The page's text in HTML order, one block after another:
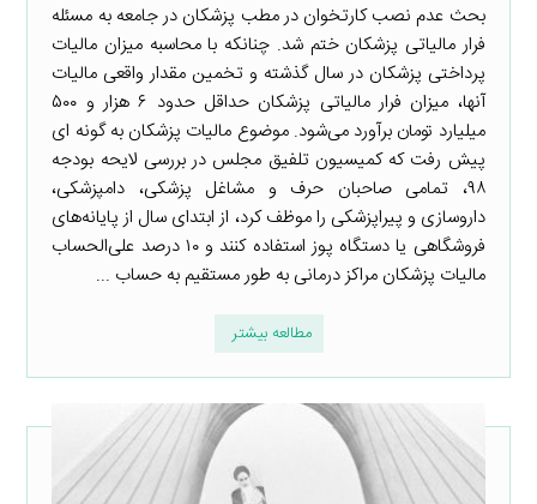
بحث عدم نصب کارتخوان‌ در مطب پزشکان در جامعه به مسئله
فرار مالیاتی پزشکان ختم شد. چنانکه با محاسبه میزان مالیات
پرداختی پزشکان در سال گذشته و تخمین مقدار واقعی مالیات
آنها، میزان فرار مالیاتی پزشکان حداقل حدود ۶ ‌هزار و ۵۰۰
میلیارد تومان برآورد می‌شود. موضوع مالیات پزشکان به گونه ای
پیش رفت که کمیسیون تلفیق مجلس در بررسی لایحه بودجه
۹۸، تمامی صاحبان حرف و مشاغل پزشکی، دامپزشکی،
داروسازی و پیراپزشکی را موظف کرد، از ابتدای سال از پایانه‌های
فروشگاهی یا دستگاه پوز استفاده کنند و ۱۰ درصد علی‌الحساب
مالیات پزشکان مراکز درمانی به طور مستقیم به حساب ...
مطالعه بیشتر